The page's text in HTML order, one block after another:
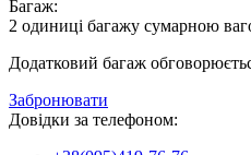
Багаж:
2 одиниці багажу сумарною
Додатковий багаж
Забронювати
Довідки за телефоном: